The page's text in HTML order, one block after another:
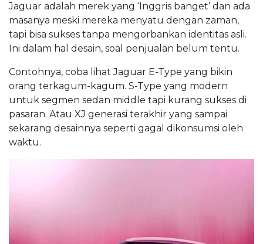
Jaguar adalah merek yang ‘Inggris banget’ dan ada
masanya meski mereka menyatu dengan zaman,
tapi bisa sukses tanpa mengorbankan identitas asli.
Ini dalam hal desain, soal penjualan belum tentu.
Contohnya, coba lihat Jaguar E-Type yang bikin
orang terkagum-kagum. S-Type yang modern
untuk segmen sedan middle tapi kurang sukses di
pasaran. Atau XJ generasi terakhir yang sampai
sekarang desainnya seperti gagal dikonsumsi oleh
waktu.